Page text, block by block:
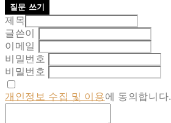
질문 쓰기
제목
글쓴이
이메일
비밀번호
비밀번호
개인정보 수집 및 이용에 동의합니다.